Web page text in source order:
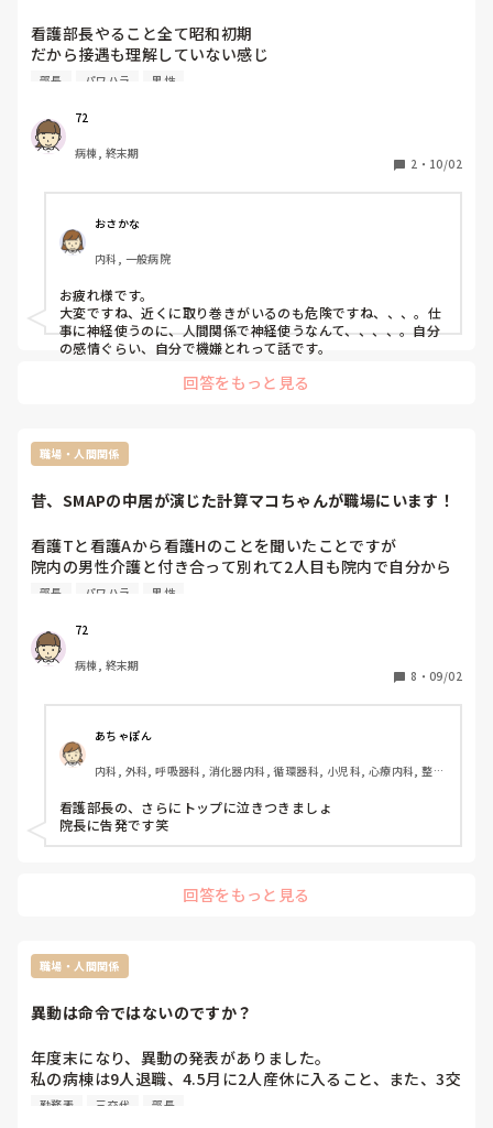
看護部長やること全て昭和初期
だから接遇も理解していない感じ
部下へのコミュニケーションがヤバめ
たり
声がデカいというか、感情の起伏が激しい
好き嫌いで感情まかせにくる
個人情報つつぬけ、それを連絡ノートに書くのかぁーやだな
ぁー
詰所のど真ん中でお気に入りの男性主任を呼び捨てからのー
お前呼ばわりからのー犬呼ばわりからのー
わん！わん！！わん！！！
デカい声で吠え始めた💦
イヤイヤ、この人、看護部長ですよ
で、夜勤でヤバいよ💦と会話したんだけど
夜勤者に数名の裏切り者がいて看護部長へチクり
夜勤者へ私が何を話してたのかを看護部長がこっそり聞き出
最近、イエローカード手紙が来た！
次は看護部長室に呼び出しか？
そんなに辞めさせたいのか？
詰所のど真ん中でワンワン吠えるから噂されるんやないか
それを逆恨みか？
もはや、やることなすこと全てパワハラ
マークされてる
パワハラ受けてるという認識でよいのか？
やってられん
部長 パワハラ 男性
72
病棟, 終末期
2 ・ 10/02
おさかな
内科, 一般病院
お疲れ様です。
大変ですね、近くに取り巻きがいるのも危険ですね、、、。仕
事に神経使うのに、人間関係で神経使うなんて、、、、。自分
の感情ぐらい、自分で機嫌とれって話です。
回答をもっと見る
職場・人間関係
昔、SMAPの中居が演じた計算マコちゃんが職場にいます！
看護Tと看護Aから看護Hのことを聞いたことですが
院内の男性介護と付き合って別れて2人目も院内で自分から
アプローチして男性介護とくっついたと
あり職場内で男漁りは嫌悪感が増すし一緒には夜勤をやりた
くないと言いましたが
このことが本人の耳に入ったようで看護Hが看護部長へ泣き
看護部長からパワハラ手紙が来ました
改善しないなら面談だと脅しの手紙です
「ビッチ、あばずれ、けがれる」言われたと
こんなことは言っていません
嫌悪感が増すと言いました
男漁りにしごとしにきているのかな？とは言いました
正論を言っただけなのに悪口を言ったことになっています
「ビッチ、あばずれ、けがれる」と言われたと自分から看護
この年代になると考え方が違ってくるのでしょうか？
看護部長もおかしいです
パワハラ行為を自覚なくやっている昭和初期のガサツで下品
な人柄なので
まともなことが通らないのです
忖度、言ったもん勝ちの職場です
正直ものはバカを見るとはよく言ったもので
まさにそれです
部長 パワハラ 男性
72
病棟, 終末期
8 ・ 09/02
あちゃぽん
内科, 外科, 呼吸器科, 消化器内科, 循環器科, 小児科, 心療内科, 整形
合診療科, 救急科, 超急性期, ICU, CCU, HCU, その他の科, ママナー
ス, 外来, 神経内科, 脳神経外科, NICU, 消化器外科, 一般病院, 慢性
期, 回復期, 終末期, オペ室, 透析, 検診・健診
看護部長の、さらにトップに泣きつきましょ
院長に告発です笑
回答をもっと見る
職場・人間関係
異動は命令ではないのですか？
年度末になり、異動の発表がありました。
私の病棟は9人退職、4.5月に2人産休に入ること、また、3交
代のためスタッフがマイナスになります。
勤務表 三交代 部長